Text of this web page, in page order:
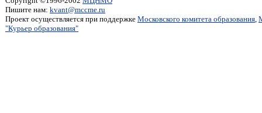
Пишите нам: kvant@mccme.ru
Проект осуществляется при поддержке Московского комитета образования,
"Курьер образования"